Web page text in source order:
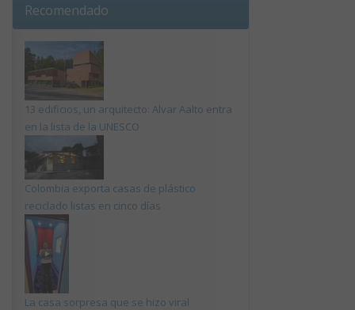
Recomendado
13 edificios, un arquitecto: Alvar Aalto entra
en la lista de la UNESCO
Colombia exporta casas de plástico
reciclado listas en cinco días
La casa sorpresa que se hizo viral